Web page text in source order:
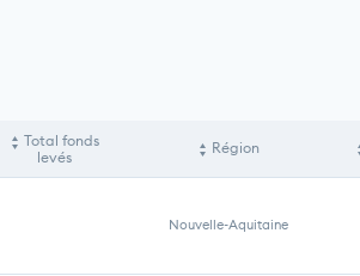
Total fonds
levés
Région
Nouvelle-Aquitaine